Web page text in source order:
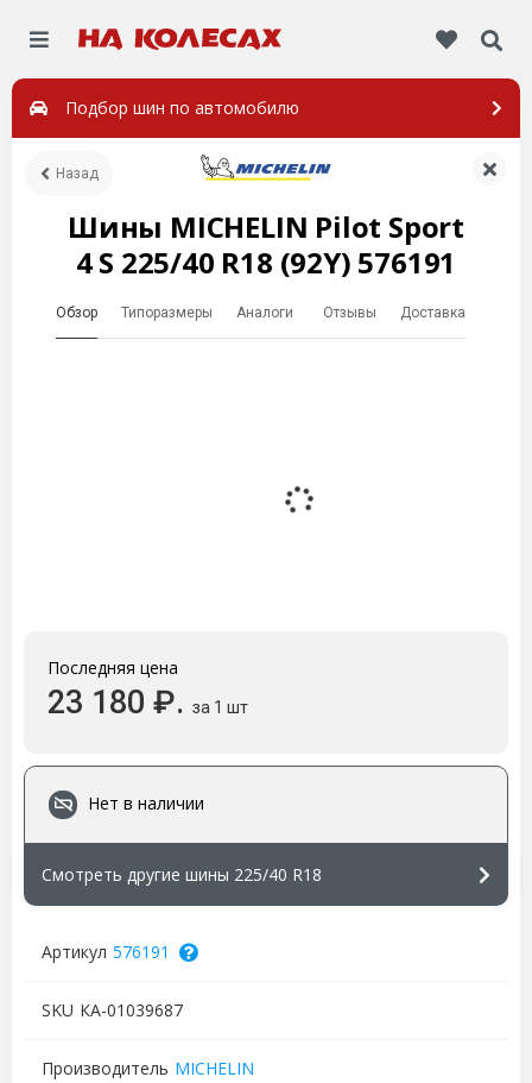
Подбор шин по автомобилю
Назад
Шины MICHELIN Pilot Sport
4 S 225/40 R18 (92Y) 576191
Обзор Типоразмеры Аналоги Отзывы Доставка
Последняя цена
23 180 ₽. за 1 шт
Нет в наличии
Смотреть другие шины 225/40 R18
Артикул 576191
SKU КА-01039687
Производитель MICHELIN